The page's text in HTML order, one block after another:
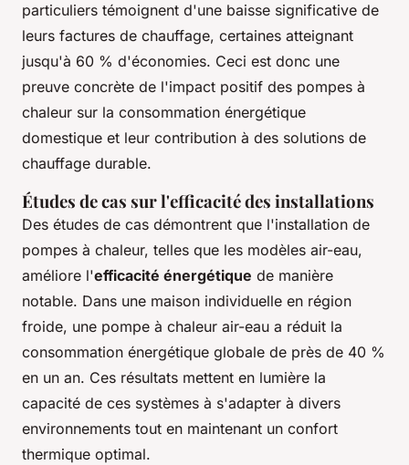
particuliers témoignent d'une baisse significative de
leurs factures de chauffage, certaines atteignant
jusqu'à 60 % d'économies. Ceci est donc une
preuve concrète de l'impact positif des pompes à
chaleur sur la consommation énergétique
domestique et leur contribution à des solutions de
chauffage durable.
Études de cas sur l'efficacité des installations
Des études de cas démontrent que l'installation de
pompes à chaleur, telles que les modèles air-eau,
améliore l'efficacité énergétique de manière
notable. Dans une maison individuelle en région
froide, une pompe à chaleur air-eau a réduit la
consommation énergétique globale de près de 40 %
en un an. Ces résultats mettent en lumière la
capacité de ces systèmes à s'adapter à divers
environnements tout en maintenant un confort
thermique optimal.